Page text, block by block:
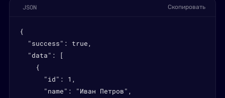
JSON Скопировать
{
  "success": true,
  "data": [
    {
      "id": 1,
      "name": "Иван Петров",